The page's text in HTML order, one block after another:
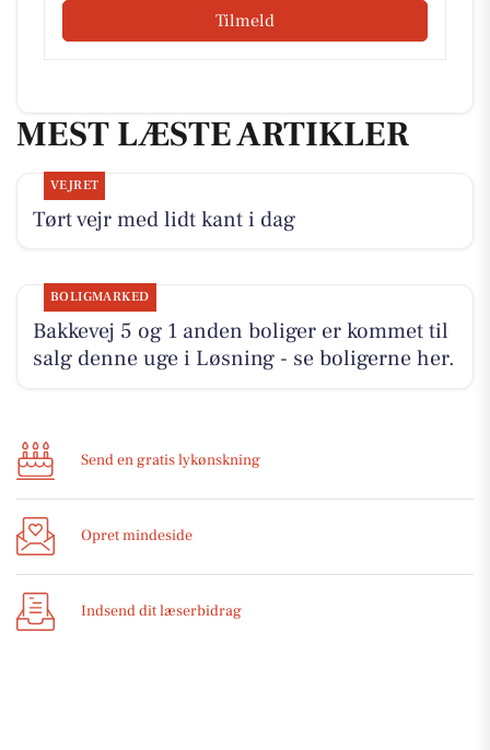
Tilmeld
MEST LÆSTE ARTIKLER
VEJRET
Tørt vejr med lidt kant i dag
BOLIGMARKED
Bakkevej 5 og 1 anden boliger er kommet til
salg denne uge i Løsning - se boligerne her.
Send en gratis lykønskning
Opret mindeside
Indsend dit læserbidrag